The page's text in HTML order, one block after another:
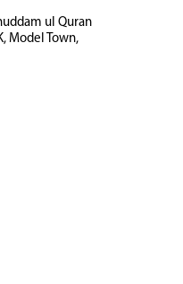
ul Quran
Model Town,